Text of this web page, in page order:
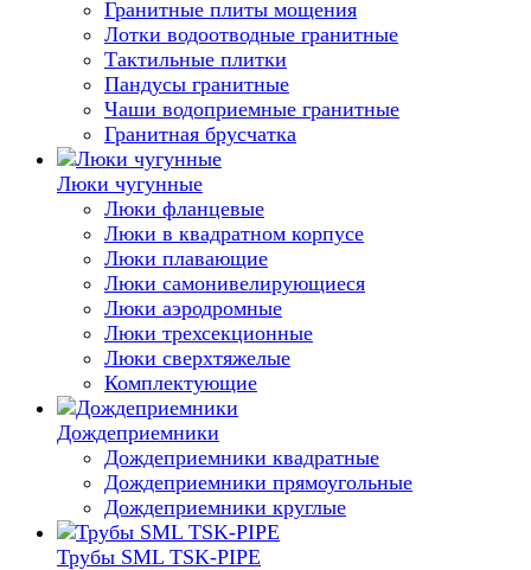
Гранитные плиты мощения
Лотки водоотводные гранитные
Тактильные плитки
Пандусы гранитные
Чаши водоприемные гранитные
Гранитная брусчатка
Люки чугунные
Люки фланцевые
Люки в квадратном корпусе
Люки плавающие
Люки самонивелирующиеся
Люки аэродромные
Люки трехсекционные
Люки сверхтяжелые
Комплектующие
Дождеприемники
Дождеприемники квадратные
Дождеприемники прямоугольные
Дождеприемники круглые
Трубы SML TSK-PIPE